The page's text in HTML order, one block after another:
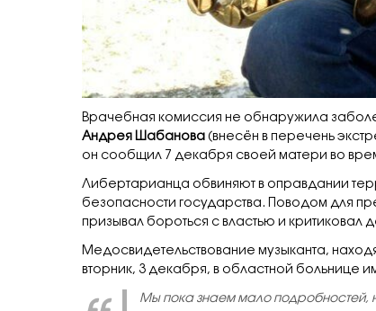
Врачебная комиссия не обнаружила
Андрея Шабанова (внесён в перечень
он сообщил 7 декабря своей матери во
Либертарианца обвиняют в оправдании
безопасности государства. Поводом для
призывал бороться с властью и
Медосвидетельствование музыканта,
вторник, 3 декабря, в областной больнице
Мы пока знаем мало подробностей,